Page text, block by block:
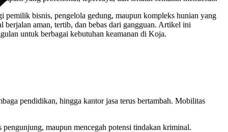
bisnis, pengelola gedung, maupun kompleks hunian yang
berjalan aman, tertib, dan bebas dari gangguan. Artikel ini
untuk berbagai kebutuhan keamanan di Koja.
pendidikan, hingga kantor jasa terus bertambah. Mobilitas
maupun mencegah potensi tindakan kriminal.